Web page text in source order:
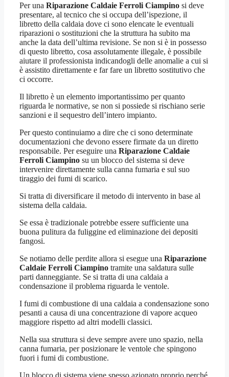
Per una Riparazione Caldaie Ferroli Ciampino si deve
presentare, al tecnico che si occupa dell’ispezione, il
libretto della caldaia dove ci sono elencate le eventuali
riparazioni o sostituzioni che la struttura ha subito ma
anche la data dell’ultima revisione. Se non si è in possesso
di questo libretto, cosa assolutamente illegale, è possibile
aiutare il professionista indicandogli delle anomalie a cui si
è assistito direttamente e far fare un libretto sostitutivo che
ci occorre.
Il libretto è un elemento importantissimo per quanto
riguarda le normative, se non si possiede si rischiano serie
sanzioni e il sequestro dell’intero impianto.
Per questo continuiamo a dire che ci sono determinate
documentazioni che devono essere firmate da un diretto
responsabile. Per eseguire una Riparazione Caldaie
Ferroli Ciampino su un blocco del sistema si deve
intervenire direttamente sulla canna fumaria e sul suo
tiraggio dei fumi di scarico.
Si tratta di diversificare il metodo di intervento in base al
sistema della caldaia.
Se essa è tradizionale potrebbe essere sufficiente una
buona pulitura da fuliggine ed eliminazione dei depositi
fangosi.
Se notiamo delle perdite allora si esegue una Riparazione
Caldaie Ferroli Ciampino tramite una saldatura sulle
parti danneggiante. Se si tratta di una caldaia a
condensazione il problema riguarda le ventole.
I fumi di combustione di una caldaia a condensazione sono
pesanti a causa di una concentrazione di vapore acqueo
maggiore rispetto ad altri modelli classici.
Nella sua struttura si deve sempre avere uno spazio, nella
canna fumaria, per posizionare le ventole che spingono
fuori i fumi di combustione.
Un blocco di sistema viene spesso azionato proprio perché